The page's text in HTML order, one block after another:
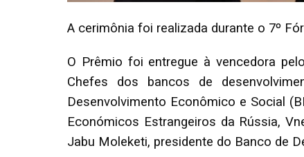
A cerimônia foi realizada durante o 7º
O Prêmio foi entregue à vencedora
Chefes dos bancos de
Desenvolvimento Econômico e Social
Económicos Estrangeiros da Rússia,
Jabu Moleketi, presidente do Banco de